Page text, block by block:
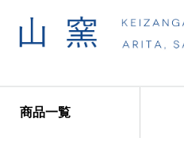
商品一覧